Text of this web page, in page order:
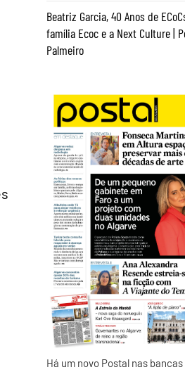
Beatriz Garcia, 40 Anos de
família Ecoc e a Next Culture |
Palmeiro
Há um novo Postal nas